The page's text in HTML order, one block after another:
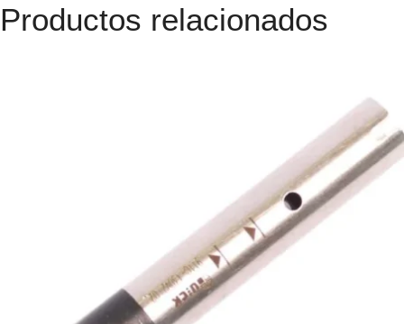
Productos relacionados